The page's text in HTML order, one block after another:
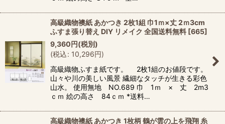
高級織物襖紙 あかつき 2枚1組 巾1ｍ×丈 2ｍ3cm
ふすま張り替え DIY リメイク 全国送料無料 [665]
9,360円(税別)
(税込: 10,296円)
高級織物ふすま紙です。 2枚1組のお値段です。
山々や川の美しい風景 繊細なタッチが生きる彩色
山水。 使用無地 NO.689 巾 1ｍ × 丈 2m3
ｃｍ 絵の高さ 84ｃｍ *送料…
高級織物襖紙 あかつき 1枚柄 鶴が雲の上を飛翔 糸